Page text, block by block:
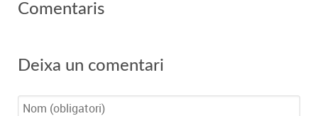
Comentaris
Deixa un comentari